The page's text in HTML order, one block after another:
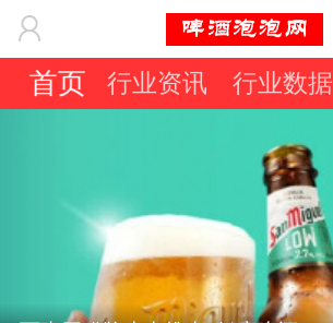
首页 行业资讯 行业数据